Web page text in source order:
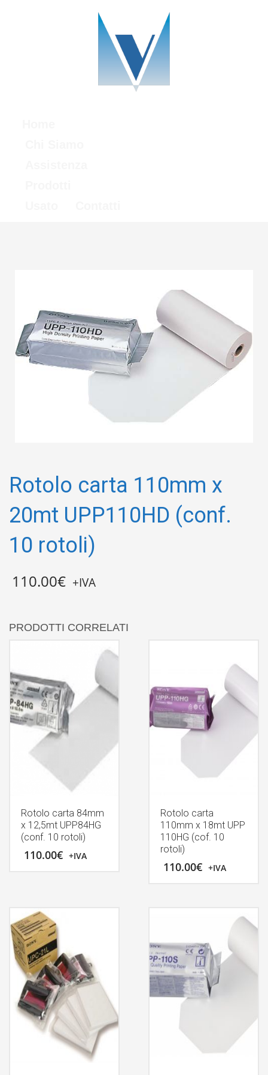
Rotolo carta 110mm x
20mt UPP110HD (conf.
10 rotoli)
110.00€ +IVA
PRODOTTI CORRELATI
Rotolo carta 84mm
x 12,5mt UPP84HG
(conf. 10 rotoli)
110.00€ +IVA
Rotolo carta
110mm x 18mt UPP
110HG (cof. 10
rotoli)
110.00€ +IVA